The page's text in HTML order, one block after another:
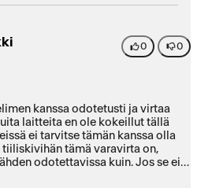
0 0
kanssa odotetusti ja virtaa
laitteita en ole kokeillut tällä
ei tarvitse tämän kanssa olla
tämä varavirta on,
odotettavissa kuin. Jos se ei